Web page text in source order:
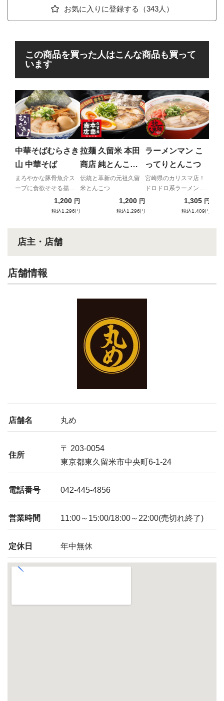
お気に入りに登録する（343人）
この商品を買った人はこんな商品も買って
います
中華そばむらさき
山 中華そば
まろやかな豚骨魚介ス
ープに食欲そそる揚げ
1,200 円
税込1,296円
拉麺 久留米 本田
商店 純とんこつ
ラーメン
伝統と革新の元祖久留
米とんこつ
1,200 円
税込1,296円
ラーメンマン こ
ってりとんこつ
宮崎県のカリスマ店！
ドロドロ系ラーメンの
1,305 円
税込1,409円
店主・店舗
店舗情報
店舗名 丸め
住所
〒 203-0054
東京都東久留米市中央町6-1-24
電話番号 042-445-4856
営業時間 11:00～15:00/18:00～22:00(売切れ終了)
定休日 年中無休